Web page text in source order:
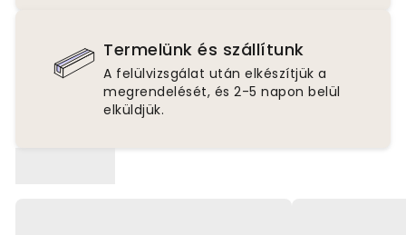
Termelünk és szállítunk
A felülvizsgálat után elkészítjük a
megrendelését, és 2-5 napon belül
elküldjük.